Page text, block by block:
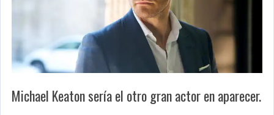
Michael Keaton sería el otro gran actor en aparecer.